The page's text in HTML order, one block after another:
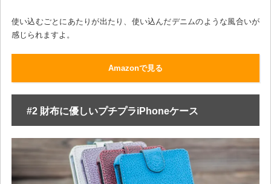
使い込むごとにあたりが出たり、使い込んだデニムのような風合いが
感じられますよ。
Amazonで見る
#2 財布に優しいプチプラiPhoneケース